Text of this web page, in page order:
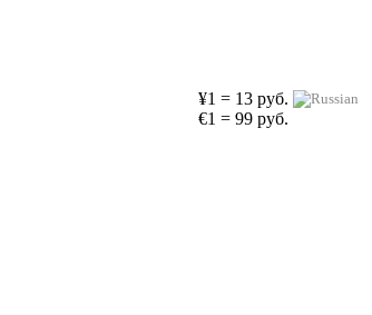
¥1 = 13 руб.
€1 = 99 руб.